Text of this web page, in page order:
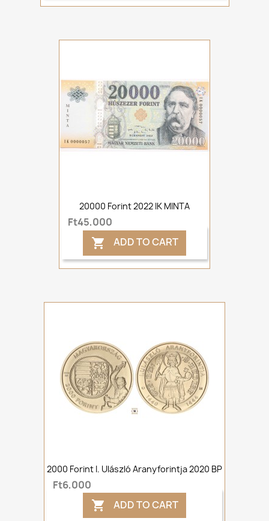
20000 Forint 2022 IK MINTA
Ft45,000
 ADD TO CART
2000 Forint I. Ulászló Aranyforintja 2020 BP
Ft6,000
 ADD TO CART